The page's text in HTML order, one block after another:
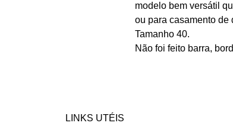
modelo bem versátil
ou para casamento de
Tamanho 40.
Não foi feito barra,
LINKS UTÉIS